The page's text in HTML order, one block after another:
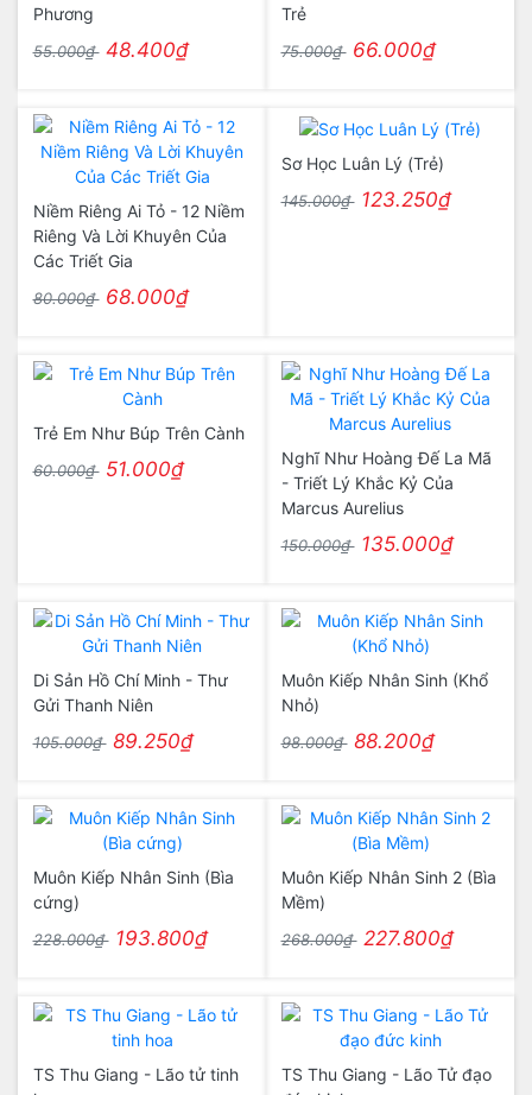
Phương
55.000₫ 48.400₫
Trẻ
75.000₫ 66.000₫
Niềm Riêng Ai Tỏ - 12 Niềm
Riêng Và Lời Khuyên Của
Các Triết Gia
80.000₫ 68.000₫
Sơ Học Luân Lý (Trẻ)
145.000₫ 123.250₫
Trẻ Em Như Búp Trên Cành
60.000₫ 51.000₫
Nghĩ Như Hoàng Đế La Mã
- Triết Lý Khắc Kỷ Của
Marcus Aurelius
150.000₫ 135.000₫
Di Sản Hồ Chí Minh - Thư
Gửi Thanh Niên
105.000₫ 89.250₫
Muôn Kiếp Nhân Sinh (Khổ
Nhỏ)
98.000₫ 88.200₫
Muôn Kiếp Nhân Sinh (Bìa
cứng)
228.000₫ 193.800₫
Muôn Kiếp Nhân Sinh 2 (Bìa
Mềm)
268.000₫ 227.800₫
TS Thu Giang - Lão tử tinh
TS Thu Giang - Lão Tử đạo